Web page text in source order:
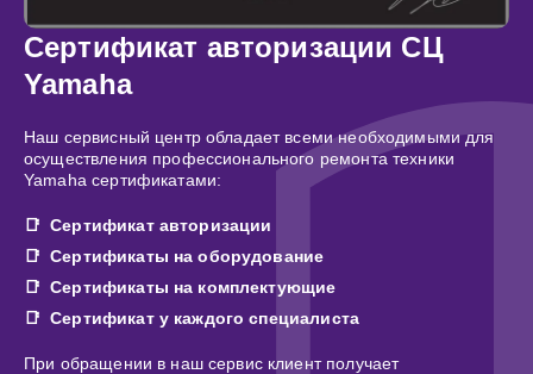
Сертификат авторизации СЦ
Yamaha
Наш сервисный центр обладает всеми необходимыми для
осуществления профессионального ремонта техники
Yamaha сертификатами:
Сертификат авторизации
Сертификаты на оборудование
Сертификаты на комплектующие
Сертификат у каждого специалиста
При обращении в наш сервис клиент получает